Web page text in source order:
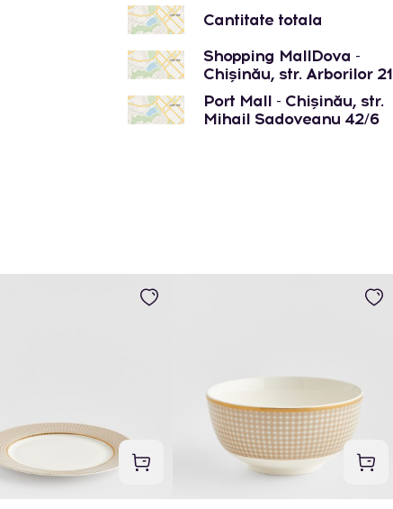
Cantitate totala
Shopping MallDova -
Chișinău, str. Arborilor 21
Port Mall - Chișinău, str.
Mihail Sadoveanu 42/6